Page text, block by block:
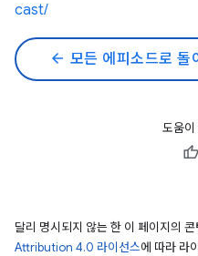
cast/
arrow_back 모든 에피소드로 돌
도움이
달리 명시되지 않는 한 이 페이지의
Attribution 4.0 라이선스에 따라 라